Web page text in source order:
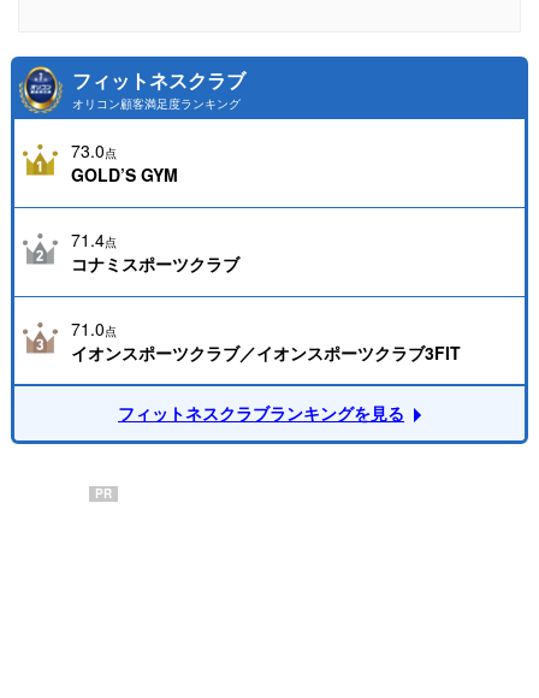
フィットネスクラブ
オリコン顧客満足度ランキング
73.0点
GOLD’S GYM
71.4点
コナミスポーツクラブ
71.0点
イオンスポーツクラブ／イオンスポーツクラブ3FIT
フィットネスクラブランキングを見る
PR